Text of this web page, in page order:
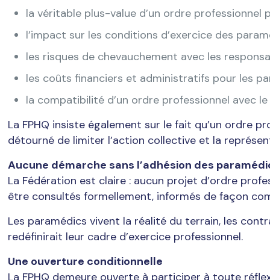
la véritable plus-value d’un ordre
l’impact sur les conditions d’exercice des
les risques de chevauchement avec les
les coûts financiers et administratifs pour les
la compatibilité d’un ordre professionnel avec
La FPHQ insiste également sur le fait qu’un ordre
détourné de limiter l’action collective et la
Aucune démarche sans l’adhésion des
La Fédération est claire : aucun projet d’ordre
être consultés formellement, informés de façon
Les paramédics vivent la réalité du terrain, les
redéfinirait leur cadre d’exercice professionnel.
Une ouverture conditionnelle
La FPHQ demeure ouverte à participer à toute